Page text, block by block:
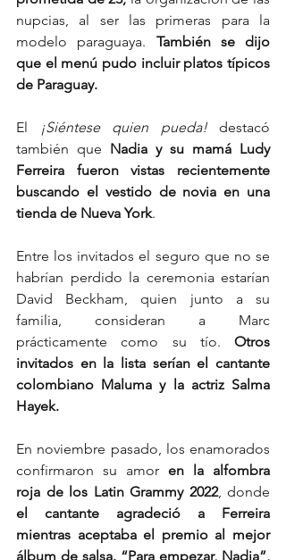
nupcias, al ser las primeras para la
modelo paraguaya. También se dijo
que el menú pudo incluir platos típicos
de Paraguay.
El ¡Siéntese quien pueda! destacó
también que Nadia y su mamá Ludy
Ferreira fueron vistas recientemente
buscando el vestido de novia en una
tienda de Nueva York.
Entre los invitados el seguro que no se
habrían perdido la ceremonia estarían
David Beckham, quien junto a su
familia, consideran a Marc
prácticamente como su tío. Otros
invitados en la lista serían el cantante
colombiano Maluma y la actriz Salma
Hayek.
En noviembre pasado, los enamorados
confirmaron su amor en la alfombra
roja de los Latin Grammy 2022
el cantante agradeció a Ferreira
mientras aceptaba el premio al mejor